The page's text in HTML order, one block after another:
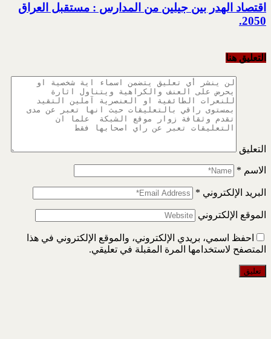
اقتصاد الهدر بين جيلين من المدارس : مستقبل العراق
2050‏‎.‎
التعليق هنا
التعليق
الاسم *
البريد الإلكتروني *
الموقع الإلكتروني
احفظ اسمي، بريدي الإلكتروني، والموقع الإلكتروني في هذا
المتصفح لاستخدامها المرة المقبلة في تعليقي.